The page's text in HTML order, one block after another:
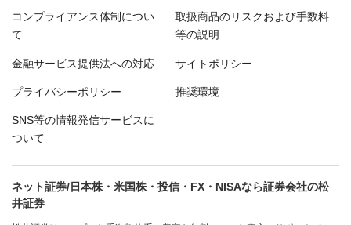
コンプライアンス体制につい
て
取扱商品のリスクおよび手数料
等の説明
金融サービス提供法への対応 サイトポリシー
プライバシーポリシー 推奨環境
SNS等の情報発信サービスに
ついて
ネット証券/日本株・米国株・投信・FX・NISAなら証券会社の松
井証券